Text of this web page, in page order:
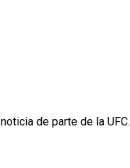
de parte de la UFC.